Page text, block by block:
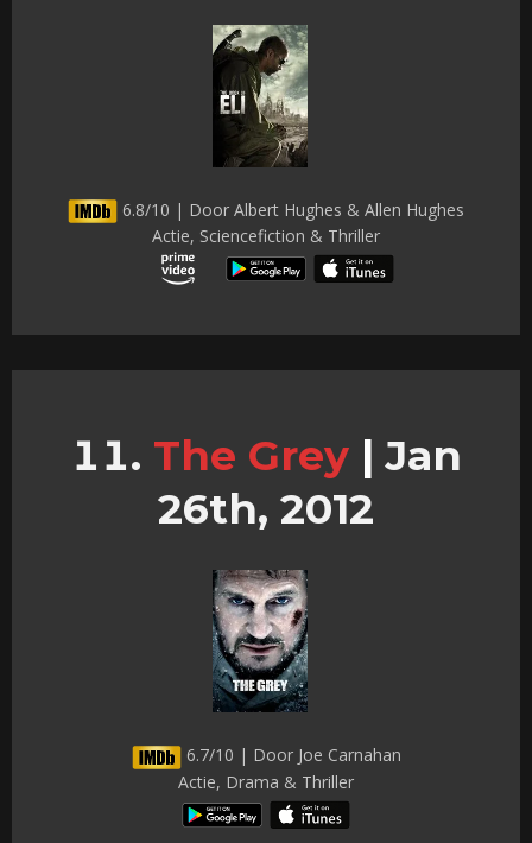
6.8/10 | Door Albert Hughes & Allen Hughes
Actie, Sciencefiction & Thriller
The Grey | Jan
26th, 2012
6.7/10 | Door Joe Carnahan
Actie, Drama & Thriller